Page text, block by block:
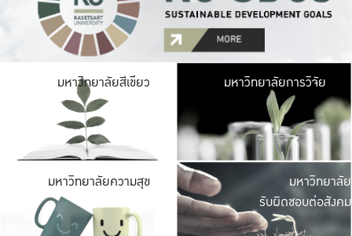
มหาวิทยาลัยสีเขียว มหาวิ
มีพื้นที่เขียวสดใส
เป็นป่าในเมือง เกษต
มหาวิทยาลัยการวิจัย
มหาวิทยาลัยความสุข มหาวิ
ค
เปิดประ
และพบเรื่องราวใ
มหาวิทยาลัย
รับผิดชอบต่อสังคม